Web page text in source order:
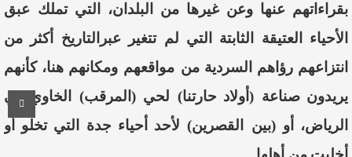
بقراءاتهم عنها وعن غيرها من البلدان، التي تملك عبق
الأحياء
العتيقة الثابتة التي لم تتغير عبر التاريخ أكثر
من
انتزاعهم رؤاهم السردية من مواقعهم ومكانهم هنا، كأنهم
يريدون صناعة (أولاد حارتنا) لحي ( المرقب) الخاوي
في
الرياض،
أو (بين القصرين) لأحد أحياء جدة التي تخلو
أو